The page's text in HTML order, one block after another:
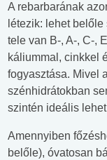
A rebarbarának
létezik: lehet
tele van B-, A-, C-,
káliummal, cinkkel
fogyasztása. Mivel
szénhidrátokban
szintén ideális
Amennyiben
belőle), óvatosan